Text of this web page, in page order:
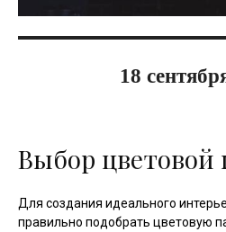
18
Выбор цветовой
Для создания идеального
правильно подобрать цветовую